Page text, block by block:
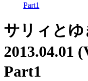
Part1
サリィとゆ
2013.04.01
Part1